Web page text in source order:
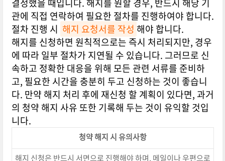
결정했을 때입니다. 해지를 원할 경우, 반드시 해당 기
관에 직접 연락하여 필요한 절차를 진행하여야 합니다.
절차 진행 시 해지 요청서를 작성 해야 합니다.
해지를 신청하면 원칙적으로는 즉시 처리되지만, 경우
에 따라 일부 절차가 지연될 수 있습니다. 그러므로 신
속하고 정확한 대응을 위해 모든 관련 서류를 준비하
고, 필요한 시간을 충분히 두고 신청하는 것이 좋습니
다. 만약 해지 처리 후에 재신청 할 계획이 있다면, 과거
의 청약 해지 사유 또한 기록해 두는 것이 유익할 것입
니다.
청약 해지 시 유의사항
해지 신청은 반드시 서면으로 진행해야 하며, 메일이나 우편으로